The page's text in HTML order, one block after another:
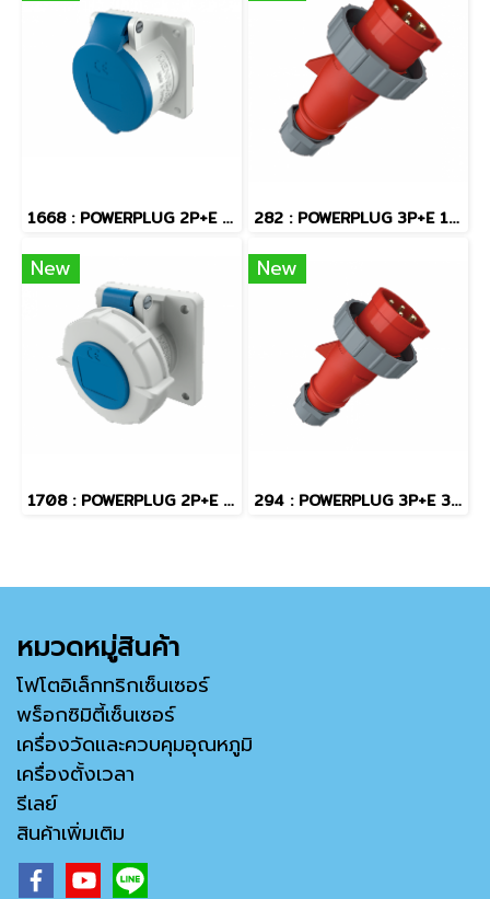
1668 : POWERPLUG 2P+E 16A230Vเมียฝัง(IP44) 282 : POWERPLUG 3P+E 16A400Vผู้(IP67)
New
1708 : POWERPLUG 2P+E 16A230Vเมียฝัง(IP67)
New
294 : POWERPLUG 3P+E 32A400Vผู้(IP67)
หมวดหมู่สินค้า
โฟโตอิเล็กทริกเซ็นเซอร์
พร็อกซิมิตี้เซ็นเซอร์
เครื่องวัดและควบคุมอุณหภูมิ
เครื่องตั้งเวลา
รีเลย์
สินค้าเพิ่มเติม